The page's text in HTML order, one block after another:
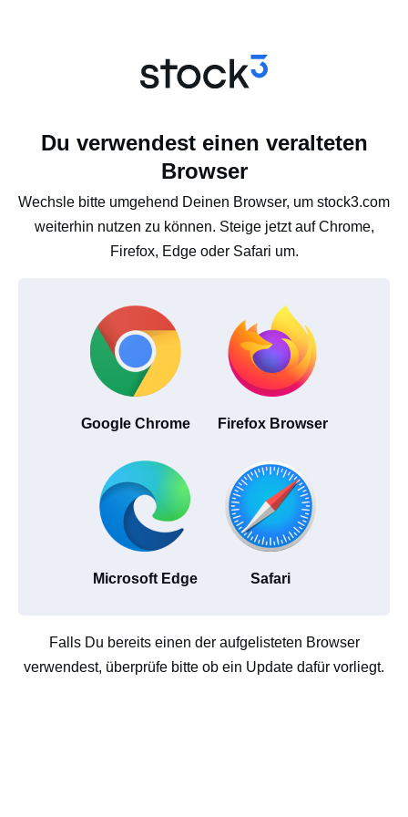
Du verwendest einen veralteten
Browser
Wechsle bitte umgehend Deinen Browser, um stock3.com
weiterhin nutzen zu können. Steige jetzt auf Chrome,
Firefox, Edge oder Safari um.
Google Chrome Firefox Browser
Microsoft Edge Safari
Falls Du bereits einen der aufgelisteten Browser
verwendest, überprüfe bitte ob ein Update dafür vorliegt.